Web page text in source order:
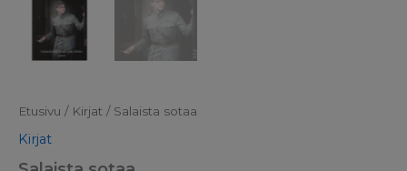
Etusivu / Kirjat / Salaista sotaa
Kirjat